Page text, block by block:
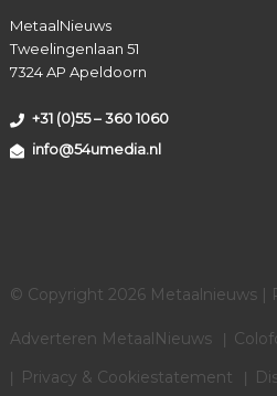
MetaalNieuws
Tweelingenlaan 51
7324 AP Apeldoorn
+31 (0)55 – 360 1060
info@54umedia.nl
© Copyright 2026 Metaalnieuws |
Adverteren MetaalNieuws
Privacy & Cookiestatement